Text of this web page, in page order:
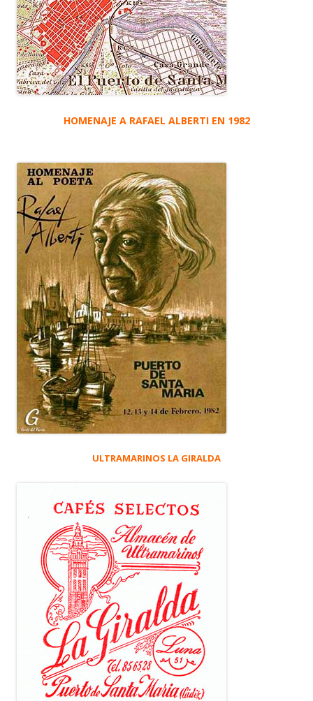
HOMENAJE A RAFAEL ALBERTI EN 1982
ULTRAMARINOS LA GIRALDA